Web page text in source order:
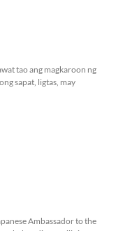
tao ang magkaroon ng
sapat, ligtas, may
Ambassador to the